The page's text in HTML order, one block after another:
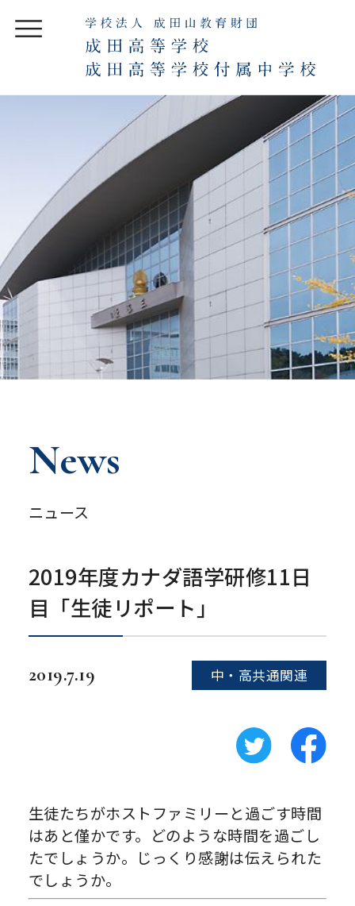
News
ニュース
2019年度カナダ語学研修11日
目「生徒リポート」
2019.7.19 中・高共通関連
生徒たちがホストファミリーと過ごす時間
はあと僅かです。どのような時間を過ごし
たでしょうか。じっくり感謝は伝えられた
でしょうか。